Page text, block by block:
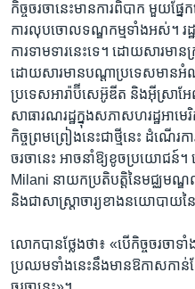
កិច្ច​ចរចា​នេះមានការ​ពិបាក មួយផ្ន
ការលុបចោល​ទណ្ឌកម្ម​ទាំង​អស់។ ​រ
ការទាមទារ​នេះទេ។ ដោយសារ​មា
ដោយសារ​មាន​បណ្តា​ប្រទេស​មាន​អំ
ប្រទេសអារ៉ាប៊ីសេអ៊ូឌីត ​និងអ៊ីស្រ
សាធារណរដ្ឋក្នុង​សភា​សហរដ្ឋ​អាម
កិច្ច​ព្រមព្រៀងនេះ​ជា​ថ្មីនេះ ដំណើ
ចរចានេះ អាច​នាំ​ឱ្យខូច​ប្រយោជន៍
Milani នាយក​ប្រតិបត្តិ​នៃ​មជ្ឈមណ្
និង​ជា​សាស្ត្រាចារ្យខាង​នយោបា
លោក​បាន​ថ្លែង​ថា៖ ​«​បើ​កិច្ចចរចា​
ប្រឈម​ទាំង​នេះ​នឹង​មានឱកាស​កាន់ត